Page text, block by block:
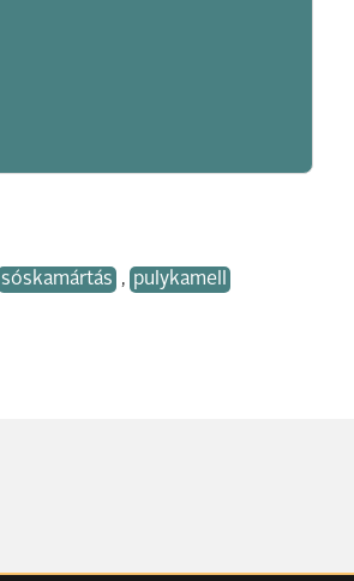
sóskamártás , pulykamell